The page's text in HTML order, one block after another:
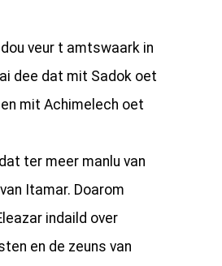
veur t amtswaark in
dee dat mit Sadok oet
mit Achimelech oet
ter meer manlu van
Itamar. Doarom
indaild over
en de zeuns van